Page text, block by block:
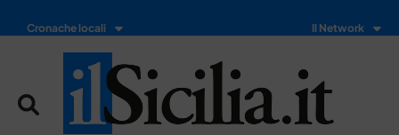
Cronache locali Il Network